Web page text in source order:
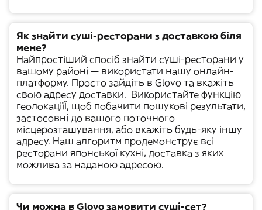
Як знайти суші-ресторани з доставкою біля
мене?
Найпростіший спосіб знайти суші-ресторани у
вашому районі — використати нашу онлайн-
платформу. Просто зайдіть в Glovo та вкажіть
свою адресу доставки. Використайте функцію
геолокаціїЇ, щоб побачити пошукові результати,
застосовні до вашого поточного
місцерозташування, або вкажіть будь-яку іншу
адресу. Наш алгоритм продемонструє всі
ресторани японської кухні, доставка з яких
можлива за наданою адресою.
Чи можна в Glovo замовити суші-сет?